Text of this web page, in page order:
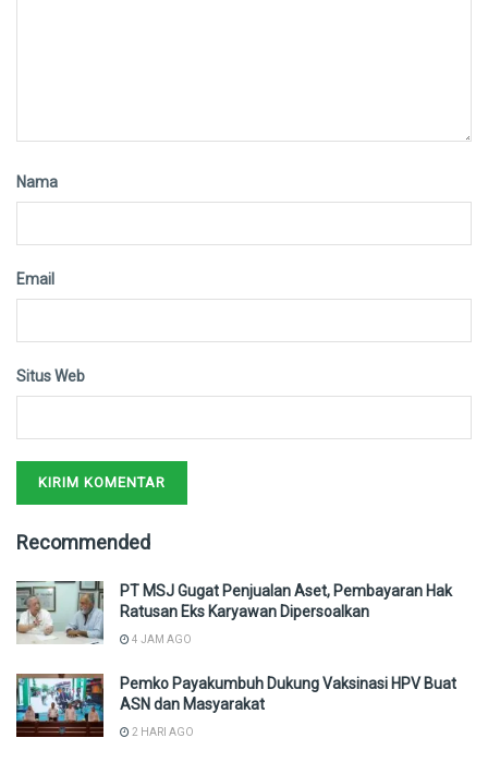
Nama
Email
Situs Web
Recommended
PT MSJ Gugat Penjualan Aset, Pembayaran Hak
Ratusan Eks Karyawan Dipersoalkan
4 JAM AGO
Pemko Payakumbuh Dukung Vaksinasi HPV Buat
ASN dan Masyarakat
2 HARI AGO